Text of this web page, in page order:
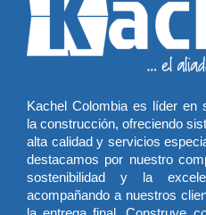
Kachel Colombia es líder en
la construcción, ofreciendo
alta calidad y servicios
destacamos por nuestro
sostenibilidad y la
acompañando a nuestros